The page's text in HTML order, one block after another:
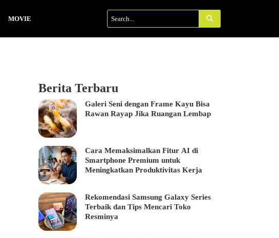
MOVIE
Berita Terbaru
Galeri Seni dengan Frame Kayu Bisa
Rawan Rayap Jika Ruangan Lembap
Cara Memaksimalkan Fitur AI di
Smartphone Premium untuk
Meningkatkan Produktivitas Kerja
Rekomendasi Samsung Galaxy Series
Terbaik dan Tips Mencari Toko
Resminya